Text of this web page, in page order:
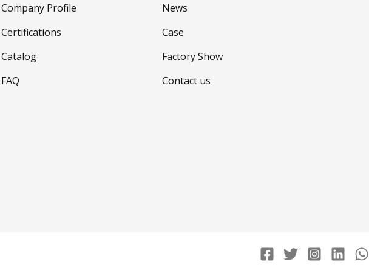
Company Profile
Certifications
Catalog
FAQ
News
Case
Factory Show
Contact us